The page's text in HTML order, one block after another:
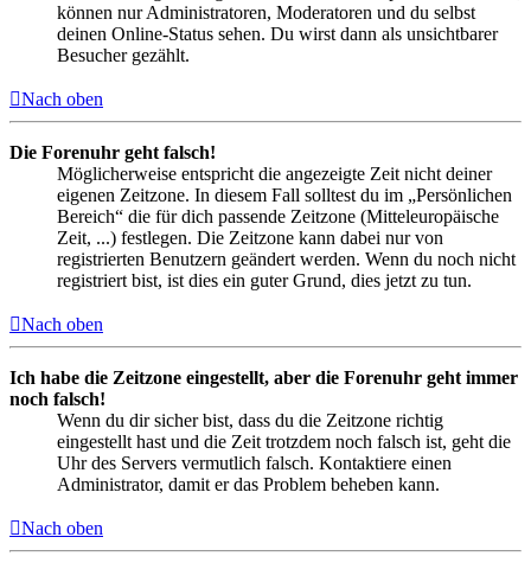
können nur Administratoren, Moderatoren und du selbst
deinen Online-Status sehen. Du wirst dann als unsichtbarer
Besucher gezählt.
Nach oben
Die Forenuhr geht falsch!
Möglicherweise entspricht die angezeigte Zeit nicht deiner
eigenen Zeitzone. In diesem Fall solltest du im „Persönlichen
Bereich“ die für dich passende Zeitzone (Mitteleuropäische
Zeit, ...) festlegen. Die Zeitzone kann dabei nur von
registrierten Benutzern geändert werden. Wenn du noch nicht
registriert bist, ist dies ein guter Grund, dies jetzt zu tun.
Nach oben
Ich habe die Zeitzone eingestellt, aber die Forenuhr geht immer
noch falsch!
Wenn du dir sicher bist, dass du die Zeitzone richtig
eingestellt hast und die Zeit trotzdem noch falsch ist, geht die
Uhr des Servers vermutlich falsch. Kontaktiere einen
Administrator, damit er das Problem beheben kann.
Nach oben